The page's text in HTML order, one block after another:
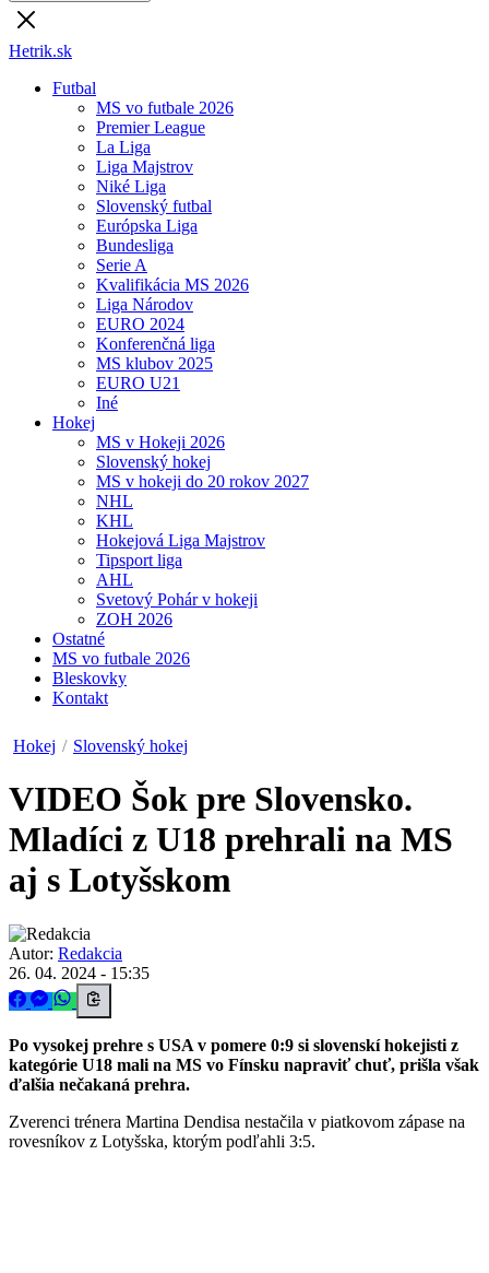
Hetrik.sk
Futbal
MS vo futbale 2026
Premier League
La Liga
Liga Majstrov
Niké Liga
Slovenský futbal
Európska Liga
Bundesliga
Serie A
Kvalifikácia MS 2026
Liga Národov
EURO 2024
Konferenčná liga
MS klubov 2025
EURO U21
Iné
Hokej
MS v Hokeji 2026
Slovenský hokej
MS v hokeji do 20 rokov 2027
NHL
KHL
Hokejová Liga Majstrov
Tipsport liga
AHL
Svetový Pohár v hokeji
ZOH 2026
Ostatné
MS vo futbale 2026
Bleskovky
Kontakt
Hokej / Slovenský hokej
VIDEO Šok pre Slovensko.
Mladíci z U18 prehrali na MS
aj s Lotyšskom
Autor: Redakcia
26. 04. 2024 - 15:35
Po vysokej prehre s USA v pomere 0:9 si slovenskí hokejisti z
kategórie U18 mali na MS vo Fínsku napraviť chuť, prišla však
ďalšia nečakaná prehra.
Zverenci trénera Martina Dendisa nestačila v piatkovom zápase na
rovesníkov z Lotyšska, ktorým podľahli 3:5.